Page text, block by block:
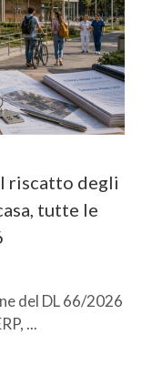
riscatto degli
tutte le
del DL 66/2026
...